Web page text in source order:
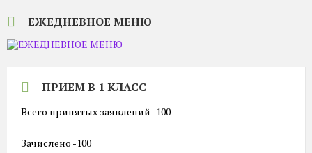
ЕЖЕДНЕВНОЕ МЕНЮ
ПРИЕМ В 1 КЛАСС
Всего принятых заявлений -100
Зачислено -100